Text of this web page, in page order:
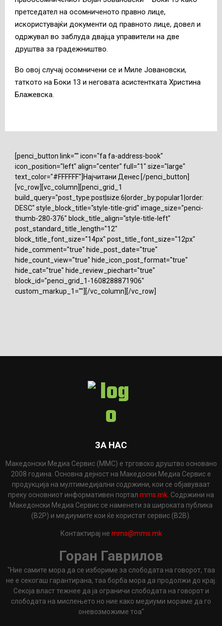
претседател на осомниченото правно лице,
искористувајќи документи од правното лице, довел и
одржувал во заблуда двајца управители на две
друштва за градежништво.
Во овој случај осомничени се и Миле Јовановски,
таткото на Боки 13 и неговата асистентката Христина
Блажевска.
[penci_button link="" icon="fa fa-address-book"
icon_position="left" align="center" full="1" size="large"
text_color="#FFFFFF"]Најчитани Денес [/penci_button]
[vc_row][vc_column][penci_grid_1
build_query="post_type:post|size:6|order_by:popular1|order:
DESC" style_block_title="style-title-grid" image_size="penci-
thumb-280-376" block_title_align="style-title-left"
post_standard_title_length="12"
block_title_font_size="14px" post_title_font_size="12px"
hide_comment="true" hide_post_date="true"
hide_count_view="true" hide_icon_post_format="true"
hide_cat="true" hide_review_piechart="true"
block_id="penci_grid_1-1608288871906"
custom_markup_1=""][/vc_column][/vc_row]
ЗА НАС
Македонски Медиа Сервис (ММС) е трговско друштво основано
2008 година. Основна дејност на Македоски Медиа Сервис е
продукција на мултимедијални содржини, кои се објавуваат
преку основниот информативен портал mms.mk . Содржини на
Македонски Медиа Сервис се наменети за широката публика
(B2P) и медиумите кои ќе користат сервис (B2B).
Контактирај не mms@mms.mk
Горан Гаврилов
"Ние самите мора да се избориме за слободата на говорот, таа
не е секогаш гарантирана, таа борба мора да продолжи до крај.
Секоја власт тежнее да ја ограничи слободата на говорот и
слободата на мислењето но ние како медиуми мораме да го
оневозможиме тоа"